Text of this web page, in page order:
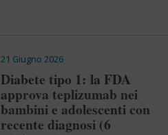
21 Giugno 2026
Diabete tipo 1: la FDA
approva teplizumab nei
bambini e adolescenti con
recente diagnosi (6